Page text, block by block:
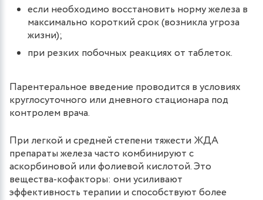
если необходимо восстановить норму железа в
максимально короткий срок (возникла угроза
жизни);
при резких побочных реакциях от таблеток.
Парентеральное введение проводится в условиях
круглосуточного или дневного стационара под
контролем врача.
При легкой и средней степени тяжести ЖДА
препараты железа часто комбинируют с
аскорбиновой или фолиевой кислотой. Это
вещества-кофакторы: они усиливают
эффективность терапии и способствуют более